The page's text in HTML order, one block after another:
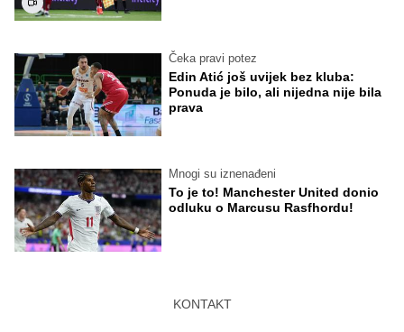
Čeka pravi potez
Edin Atić još uvijek bez kluba:
Ponuda je bilo, ali nijedna nije bila
prava
Mnogi su iznenađeni
To je to! Manchester United donio
odluku o Marcusu Rasfhordu!
KONTAKT